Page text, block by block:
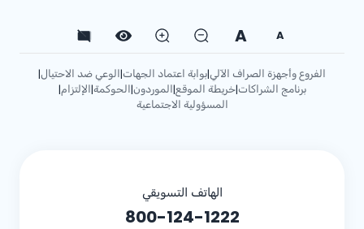
A
A
الفروع وأجهزة الصراف الآلي|بوابة اعتماد الجهات|الوعي ضد الاحتيال|
برنامج الشراكات|خريطة الموقع|الموردون|الحوكمة|الإلتزام|
المسؤولية الاجتماعية
الهاتف التسويقي
800-124-1222